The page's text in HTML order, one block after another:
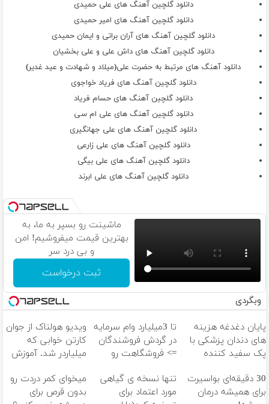
دانلود گلچین آهنگ های علی حمیدی
دانلود گلچین آهنگ های امیر حمیدی
دانلود گلچین آهنگ های آران براتی و ایمان حمیدی
دانلود گلچین آهنگ های داش علی و علی بخشیان
دانلود آهنگ های مرتبط به حضرت علی(میلاد و شهادت و عید غدیر)
دانلود گلچین آهنگ های فریاد خواجوی
دانلود گلچین آهنگ های حسام فریاد
دانلود گلچین آهنگ های علی ام سی
دانلود گلچین آهنگ های علی جهانگیری
دانلود گلچین آهنگ های علی زارعی
دانلود گلچین آهنگ های علی بیگی
دانلود گلچین آهنگ های علی ابرند
ماشینت رو بسپر به ما، به
بهترین قیمت میفروشیم! امن
و بی درد سر
ثبت درخواست
وبگردی
پایان دغدغه هزینه
های دندان پزشکی با
پک سفید کننده
تا 3میلیارد وام سرمایه
در گردش فروشندگان
=> فروشگاهت رو
ویدیو هولناک از جوان
کارتن خوابی که
میلیاردر شد. آموزش
30 دقیقه‌ای بواسیرت
برای همیشه درمان
تنها نسخه ی گیاهی
مورد اعتماد برای
میخوای کمر دردت رو
بدون قرص برای